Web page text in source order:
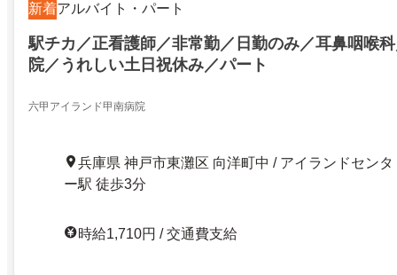
新着アルバイト・パート
駅チカ／正看護師／非常勤／日勤のみ／耳鼻咽喉
院／うれしい土日祝休み／パート
六甲アイランド甲南病院
兵庫県 神戸市東灘区 向洋町中 / アイランドセンタ
ー駅 徒歩3分
時給1,710円 / 交通費支給